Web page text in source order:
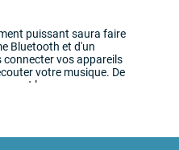
puissant saura faire
Bluetooth et d'un
vos appareils
votre musique. De
sont larges, vous